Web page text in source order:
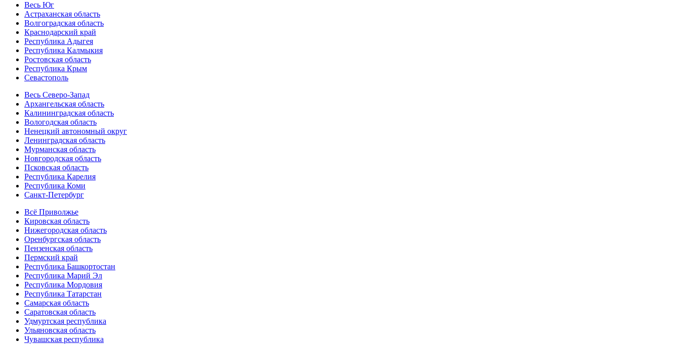
Весь Юг
Астраханская область
Волгоградская область
Краснодарский край
Республика Адыгея
Республика Калмыкия
Ростовская область
Республика Крым
Севастополь
Весь Северо-Запад
Архангельская область
Калининградская область
Вологодская область
Ненецкий автономный округ
Ленинградская область
Мурманская область
Новгородская область
Псковская область
Республика Карелия
Республика Коми
Санкт-Петербург
Всё Приволжье
Кировская область
Нижегородская область
Оренбургская область
Пензенская область
Пермский край
Республика Башкортостан
Республика Марий Эл
Республика Мордовия
Республика Татарстан
Самарская область
Саратовская область
Удмуртская республика
Ульяновская область
Чувашская республика